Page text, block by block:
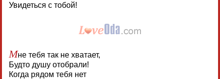
Увидеться с тобой!
Мне тебя так не хватает,
Будто душу отобрали!
Когда рядом тебя нет